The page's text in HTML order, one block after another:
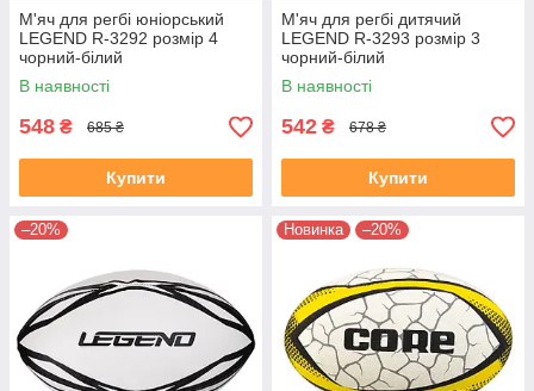
М'яч для регбі юніорський
LEGEND R-3292 розмір 4
чорний-білий
В наявності
548 ₴ 685 ₴
Купити
М'яч для регбі дитячий
LEGEND R-3293 розмір 3
чорний-білий
В наявності
542 ₴ 678 ₴
Купити
–20% Новинка –20%